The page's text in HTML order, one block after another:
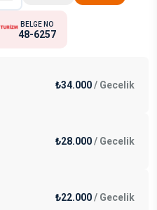
BELGE NO
48-6257
₺34.000/ Gecelik
₺28.000/ Gecelik
₺22.000/ Gecelik